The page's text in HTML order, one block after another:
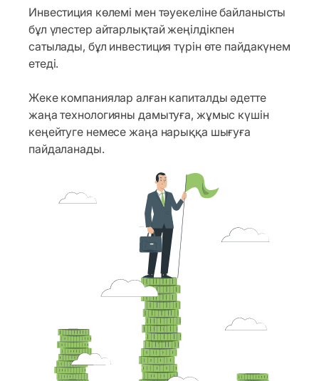
Инвестиция көлемі мен тәуекеліне байланысты
бұл үлестер айтарлықтай жеңілдікпен
сатылады, бұл инвестиция түрін өте пайдакүнем
етеді.
Жеке компаниялар алған капиталды әдетте
жаңа технологияны дамытуға, жұмыс күшін
кеңейтуге немесе жаңа нарыққа шығуға
пайдаланады.